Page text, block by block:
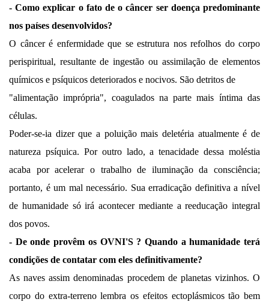
- Como explicar o fato de o câncer ser doença predominante
nos países desenvolvidos?
O câncer é enfermidade que se estrutura nos refolhos do corpo
perispiritual, resultante de ingestão ou assimilação de elementos
químicos e psíquicos deteriorados e nocivos. São detritos de
"alimentação imprópria", coagulados na parte mais íntima das
células.
Poder-se-ia dizer que a poluição mais deletéria atualmente é de
natureza psíquica. Por outro lado, a tenacidade dessa moléstia
acaba por acelerar o trabalho de iluminação da consciência;
portanto, é um mal necessário. Sua erradicação definitiva a nível
de humanidade só irá acontecer mediante a reeducação integral
dos povos.
- De onde provêm os OVNI'S ? Quando a humanidade terá
condições de contatar com eles definitivamente?
As naves assim denominadas procedem de planetas vizinhos. O
corpo do extra-terreno lembra os efeitos ectoplásmicos tão bem